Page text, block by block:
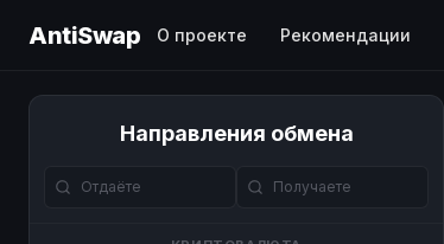
AntiSwap О проекте Рекомендации
Направления обмена